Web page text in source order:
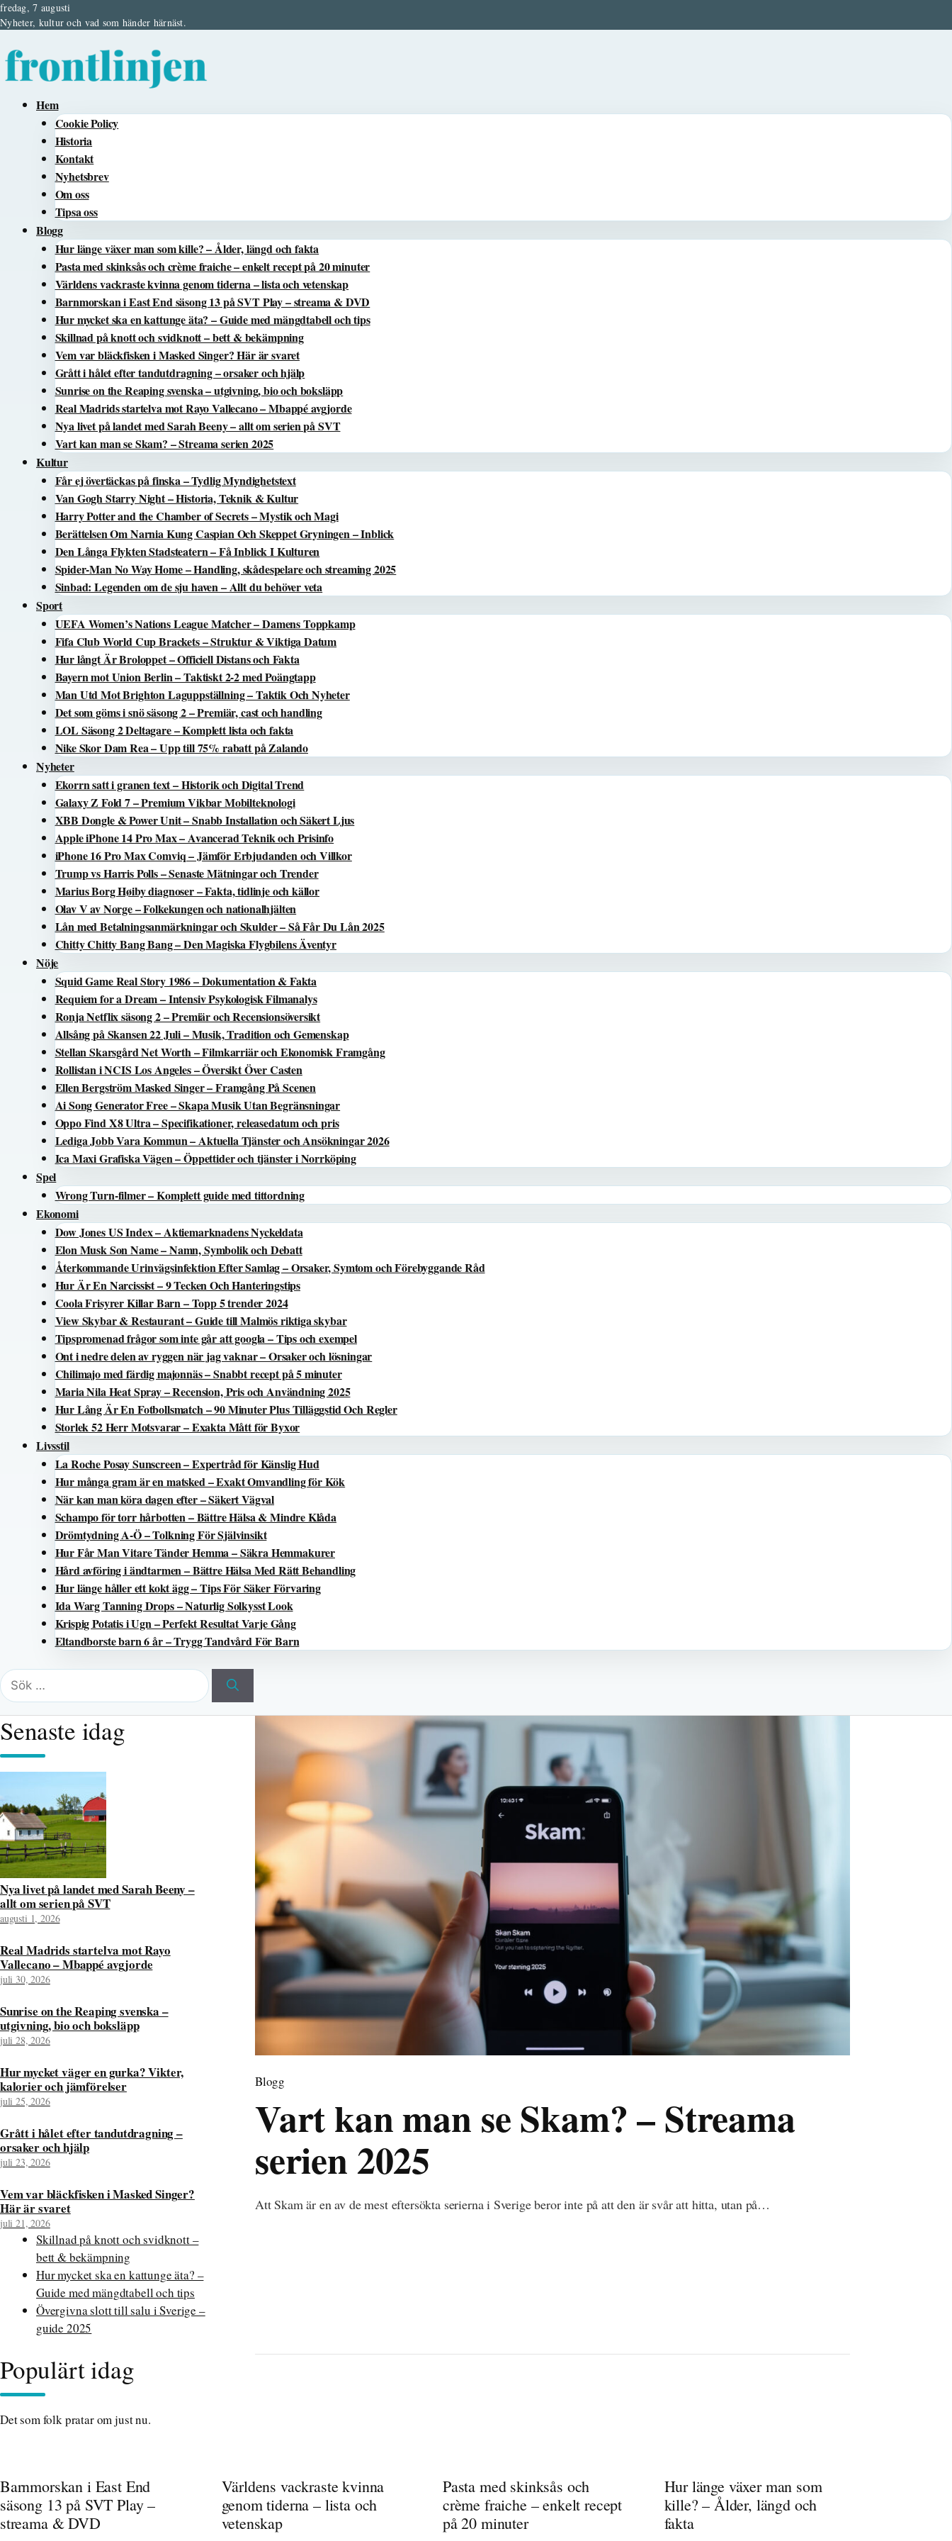
fredag, 7 augusti
Nyheter, kultur och vad som händer härnäst.
Hem
Cookie Policy
Historia
Kontakt
Nyhetsbrev
Om oss
Tipsa oss
Blogg
Hur länge växer man som kille? – Ålder, längd och fakta
Pasta med skinksås och crème fraiche – enkelt recept på 20 minuter
Världens vackraste kvinna genom tiderna – lista och vetenskap
Barnmorskan i East End säsong 13 på SVT Play – streama & DVD
Hur mycket ska en kattunge äta? – Guide med mängdtabell och tips
Skillnad på knott och svidknott – bett & bekämpning
Vem var bläckfisken i Masked Singer? Här är svaret
Grått i hålet efter tandutdragning – orsaker och hjälp
Sunrise on the Reaping svenska – utgivning, bio och boksläpp
Real Madrids startelva mot Rayo Vallecano – Mbappé avgjorde
Nya livet på landet med Sarah Beeny – allt om serien på SVT
Vart kan man se Skam? – Streama serien 2025
Kultur
Får ej övertäckas på finska – Tydlig Myndighetstext
Van Gogh Starry Night – Historia, Teknik & Kultur
Harry Potter and the Chamber of Secrets – Mystik och Magi
Berättelsen Om Narnia Kung Caspian Och Skeppet Gryningen – Inblick
Den Långa Flykten Stadsteatern – Få Inblick I Kulturen
Spider-Man No Way Home – Handling, skådespelare och streaming 2025
Sinbad: Legenden om de sju haven – Allt du behöver veta
Sport
UEFA Women’s Nations League Matcher – Damens Toppkamp
Fifa Club World Cup Brackets – Struktur & Viktiga Datum
Hur långt Är Broloppet – Officiell Distans och Fakta
Bayern mot Union Berlin – Taktiskt 2-2 med Poängtapp
Man Utd Mot Brighton Laguppställning – Taktik Och Nyheter
Det som göms i snö säsong 2 – Premiär, cast och handling
LOL Säsong 2 Deltagare – Komplett lista och fakta
Nike Skor Dam Rea – Upp till 75% rabatt på Zalando
Nyheter
Ekorrn satt i granen text – Historik och Digital Trend
Galaxy Z Fold 7 – Premium Vikbar Mobilteknologi
XBB Dongle & Power Unit – Snabb Installation och Säkert Ljus
Apple iPhone 14 Pro Max – Avancerad Teknik och Prisinfo
iPhone 16 Pro Max Comviq – Jämför Erbjudanden och Villkor
Trump vs Harris Polls – Senaste Mätningar och Trender
Marius Borg Høiby diagnoser – Fakta, tidlinje och källor
Olav V av Norge – Folkekungen och nationalhjälten
Lån med Betalningsanmärkningar och Skulder – Så Får Du Lån 2025
Chitty Chitty Bang Bang – Den Magiska Flygbilens Äventyr
Nöje
Squid Game Real Story 1986 – Dokumentation & Fakta
Requiem for a Dream – Intensiv Psykologisk Filmanalys
Ronja Netflix säsong 2 – Premiär och Recensionsöversikt
Allsång på Skansen 22 Juli – Musik, Tradition och Gemenskap
Stellan Skarsgård Net Worth – Filmkarriär och Ekonomisk Framgång
Rollistan i NCIS Los Angeles – Översikt Över Casten
Ellen Bergström Masked Singer – Framgång På Scenen
Ai Song Generator Free – Skapa Musik Utan Begränsningar
Oppo Find X8 Ultra – Specifikationer, releasedatum och pris
Lediga Jobb Vara Kommun – Aktuella Tjänster och Ansökningar 2026
Ica Maxi Grafiska Vägen – Öppettider och tjänster i Norrköping
Spel
Wrong Turn-filmer – Komplett guide med tittordning
Ekonomi
Dow Jones US Index – Aktiemarknadens Nyckeldata
Elon Musk Son Name – Namn, Symbolik och Debatt
Återkommande Urinvägsinfektion Efter Samlag – Orsaker, Symtom och Förebyggande Råd
Hur Är En Narcissist – 9 Tecken Och Hanteringstips
Coola Frisyrer Killar Barn – Topp 5 trender 2024
View Skybar & Restaurant – Guide till Malmös riktiga skybar
Tipspromenad frågor som inte går att googla – Tips och exempel
Ont i nedre delen av ryggen när jag vaknar – Orsaker och lösningar
Chilimajo med färdig majonnäs – Snabbt recept på 5 minuter
Maria Nila Heat Spray – Recension, Pris och Användning 2025
Hur Lång Är En Fotbollsmatch – 90 Minuter Plus Tilläggstid Och Regler
Storlek 52 Herr Motsvarar – Exakta Mått för Byxor
Livsstil
La Roche Posay Sunscreen – Expertråd för Känslig Hud
Hur många gram är en matsked – Exakt Omvandling för Kök
När kan man köra dagen efter – Säkert Vägval
Schampo för torr hårbotten – Bättre Hälsa & Mindre Klåda
Drömtydning A-Ö – Tolkning För Självinsikt
Hur Får Man Vitare Tänder Hemma – Säkra Hemmakurer
Hård avföring i ändtarmen – Bättre Hälsa Med Rätt Behandling
Hur länge håller ett kokt ägg – Tips För Säker Förvaring
Ida Warg Tanning Drops – Naturlig Solkysst Look
Krispig Potatis i Ugn – Perfekt Resultat Varje Gång
Eltandborste barn 6 år – Trygg Tandvård För Barn
Sök
efter:
Blogg
Vart kan man se Skam? – Streama
serien 2025
Att Skam är en av de mest eftersökta serierna i Sverige beror inte på att den är svår att hitta, utan på…
Senaste idag
Nya livet på landet med Sarah Beeny –
allt om serien på SVT
augusti 1, 2026
Real Madrids startelva mot Rayo
Vallecano – Mbappé avgjorde
juli 30, 2026
Sunrise on the Reaping svenska –
utgivning, bio och boksläpp
juli 28, 2026
Hur mycket väger en gurka? Vikter,
kalorier och jämförelser
juli 25, 2026
Grått i hålet efter tandutdragning –
orsaker och hjälp
juli 23, 2026
Vem var bläckfisken i Masked Singer?
Här är svaret
juli 21, 2026
Skillnad på knott och svidknott –
bett & bekämpning
Hur mycket ska en kattunge äta? –
Guide med mängdtabell och tips
Övergivna slott till salu i Sverige –
guide 2025
Populärt idag
Det som folk pratar om just nu.
Barnmorskan i East End
säsong 13 på SVT Play –
streama & DVD
Världens vackraste kvinna
genom tiderna – lista och
vetenskap
Pasta med skinksås och
crème fraiche – enkelt recept
på 20 minuter
Hur länge växer man som
kille? – Ålder, längd och
fakta